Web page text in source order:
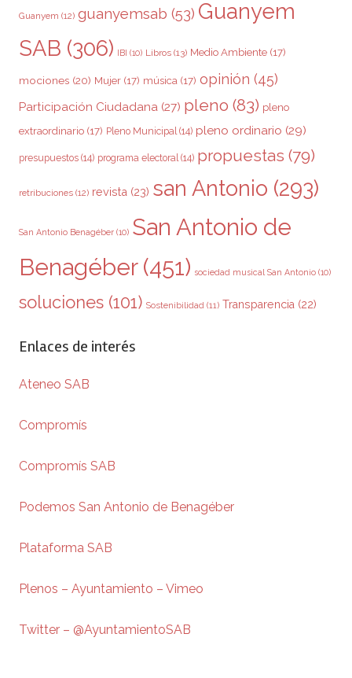
Guanyem (12) guanyemsab (53) Guanyem
SAB (306) IBI (10) Libros (13) Medio Ambiente (17)
mociones (20) Mujer (17) música (17) opinión (45)
Participación Ciudadana (27) pleno (83) pleno
extraordinario (17) Pleno Municipal (14) pleno ordinario (29)
presupuestos (14) programa electoral (14) propuestas (79)
retribuciones (12) revista (23) san Antonio (293)
San Antonio Benagéber (10) San Antonio de
Benagéber(451) sociedad musical San Antonio (10)
soluciones (101) Sostenibilidad (11) Transparencia (22)
Enlaces de interés
Ateneo SAB
Compromís
Compromís SAB
Podemos San Antonio de Benagéber
Plataforma SAB
Plenos – Ayuntamiento – Vimeo
Twitter – @AyuntamientoSAB